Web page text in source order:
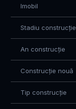
Imobil
Stadiu construcție
An construcție
Construcție nouă
Tip construcție